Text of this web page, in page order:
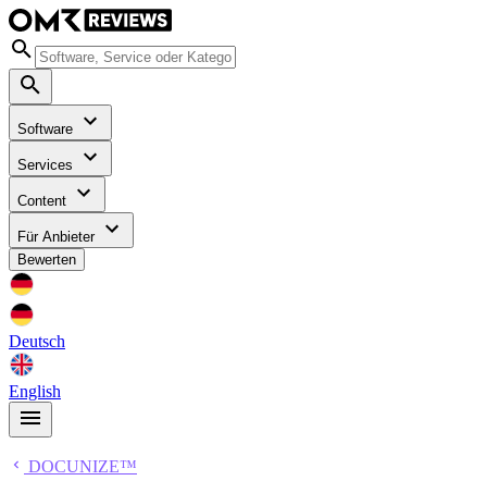
Software
Services
Content
Für Anbieter
Bewerten
Deutsch
English
DOCUNIZE™